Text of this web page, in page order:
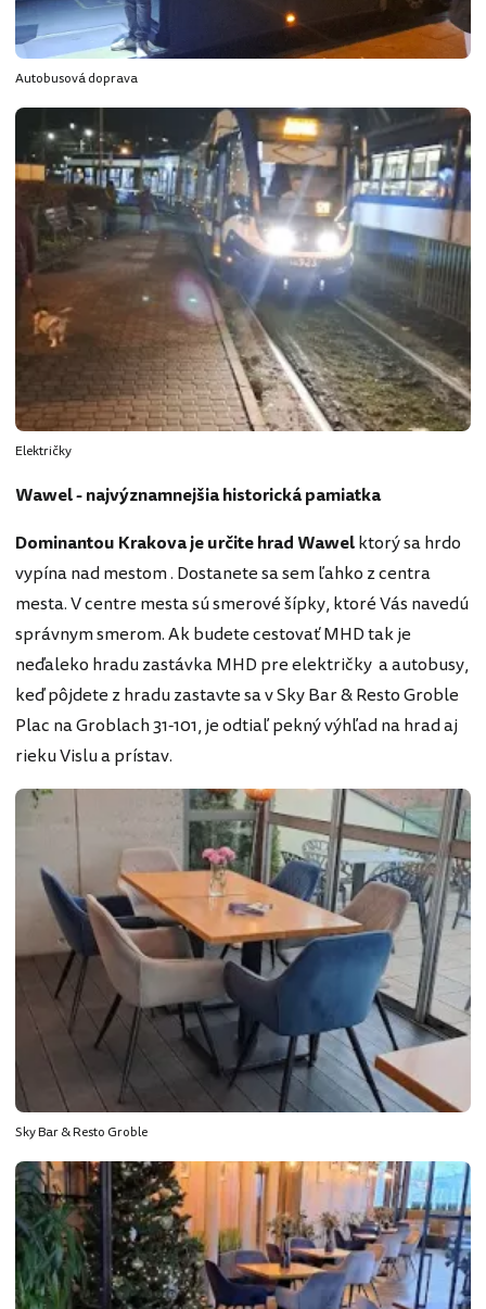
Autobusová doprava
Električky
Wawel - najvýznamnejšia historická pamiatka
Dominantou Krakova je určite hrad Wawelktorý sa hrdo
vypína nad mestom . Dostanete sa sem ľahko z centra
mesta. V centre mesta sú smerové šípky, ktoré Vás navedú
správnym smerom. Ak budete cestovať MHD tak je
neďaleko hradu zastávka MHD pre električky a autobusy,
keď pôjdete z hradu zastavte sa v Sky Bar & Resto Groble
Plac na Groblach 31-101, je odtiaľ pekný výhľad na hrad aj
rieku Vislu a prístav.
Sky Bar & Resto Groble